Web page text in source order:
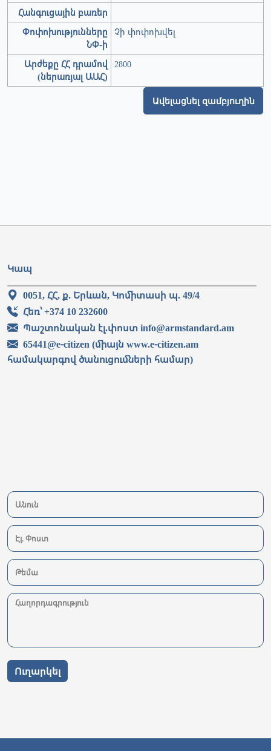
Հանգուցային բառեր
Փոփոխությունները
ՆՓ-ի
Չի փոփոխվել
Արժեքը ՀՀ դրամով
(ներառյալ ԱԱՀ)
2800
Ավելացնել զամբյուղին
Կապ
0051, ՀՀ, ք. Երևան, Կոմիտասի պ. 49/4
Հեռ՝ +374 10 232600
Պաշտոնական էլ.փոստ info@armstandard.am
65441@e-citizen (միայն www.e-citizen.am
համակարգով ծանուցումների համար)
Ուղարկել